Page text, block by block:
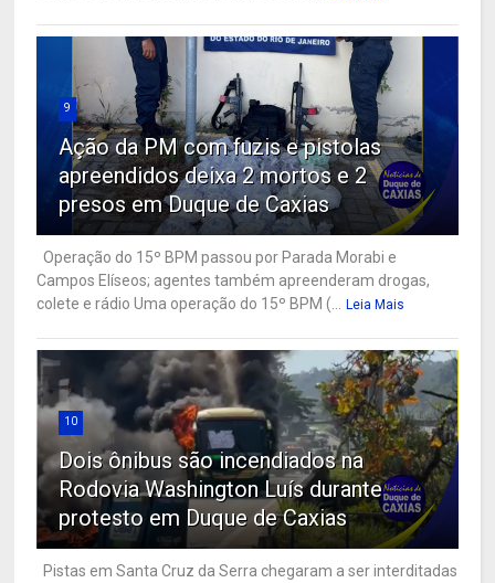
9
Ação da PM com fuzis e pistolas
apreendidos deixa 2 mortos e 2
presos em Duque de Caxias
Operação do 15º BPM passou por Parada Morabi e
Campos Elíseos; agentes também apreenderam drogas,
colete e rádio Uma operação do 15º BPM (...
Leia Mais
10
Dois ônibus são incendiados na
Rodovia Washington Luís durante
protesto em Duque de Caxias
Pistas em Santa Cruz da Serra chegaram a ser interditadas